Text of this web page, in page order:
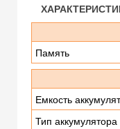
Память
Емкость
Тип аккумулятора